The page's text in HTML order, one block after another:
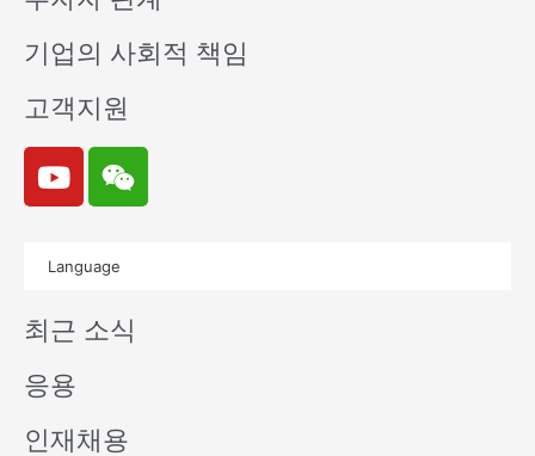
기업의 사회적 책임
고객지원
Y
o
u
e
W
e
i
n
Language
최근 소식
응용
인재채용